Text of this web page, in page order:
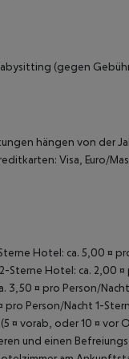
(gegen
hängen von der
Visa, Euro/
Hotel: ca. 5,00 ¤
Sterne Hotel: ca. 2,00 ¤
3,50 ¤ pro Person/
Person/Nacht 1-
¤ vorab, oder 10 ¤ vor
und einen